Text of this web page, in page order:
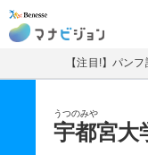
マナビ
【注目!】パン
うつのみや
宇都宮大